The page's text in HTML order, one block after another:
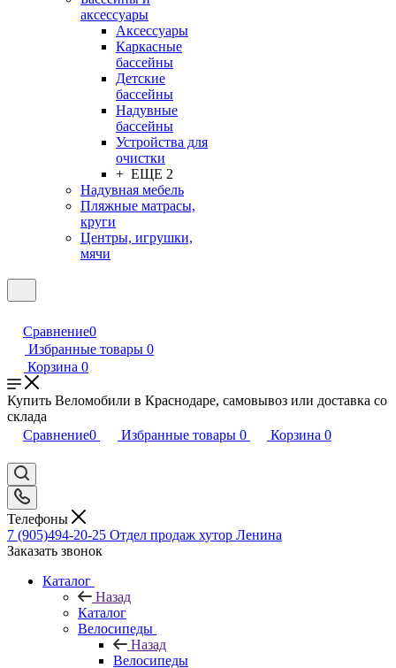
аксессуары
Аксессуары
Каркасные
бассейны
Детские
бассейны
Надувные
бассейны
Устройства для
очистки
+ ЕЩЕ 2
Надувная мебель
Пляжные матрасы,
круги
Центры, игрушки,
мячи
Сравнение0
Избранные товары 0
Корзина 0
Купить Веломобили в Краснодаре, самовывоз или доставка со
склада
Сравнение0 Избранные товары 0 Корзина 0
Телефоны
7 (905)494-20-25 Отдел продаж хутор Ленина
Заказать звонок
Каталог
Назад
Каталог
Велосипеды
Назад
Велосипеды